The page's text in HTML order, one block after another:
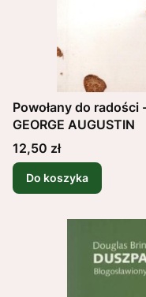
Powołany do radości
GEORGE AUGUSTIN
Cena
12,50 zł
Do koszyka